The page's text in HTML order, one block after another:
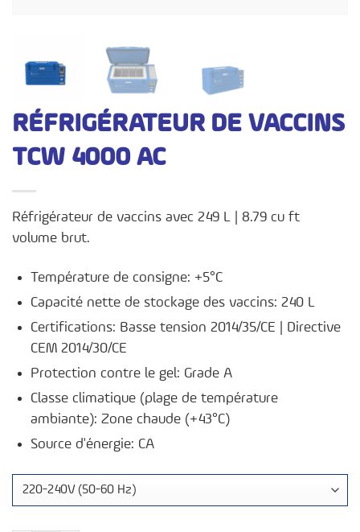
RÉFRIGÉRATEUR DE VACCINS
TCW 4000 AC
Réfrigérateur de vaccins avec 249 L | 8.79 cu ft
volume brut.
Température de consigne: +5°C
Capacité nette de stockage des vaccins: 240 L
Certifications: Basse tension 2014/35/CE | Directive
CEM 2014/30/CE
Protection contre le gel: Grade A
Classe climatique (plage de température
ambiante): Zone chaude (+43°C)
Source d'énergie: CA